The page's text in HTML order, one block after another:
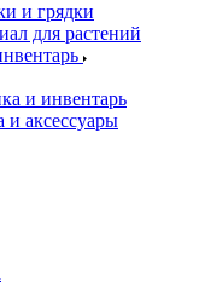
и грядки
для растений
и инвентарь
аксессуары